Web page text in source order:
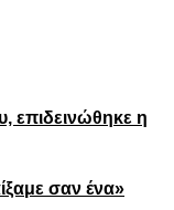
επιδεινώθηκε η
σαν ένα»